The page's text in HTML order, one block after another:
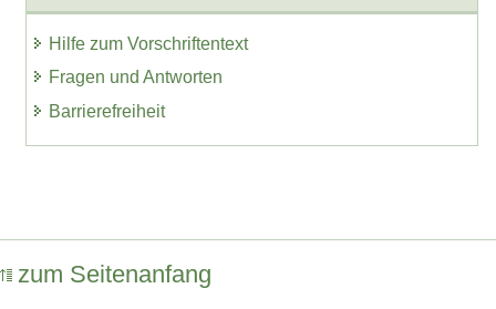
Hilfe zum Vorschriftentext
Fragen und Antworten
Barrierefreiheit
zum Seitenanfang